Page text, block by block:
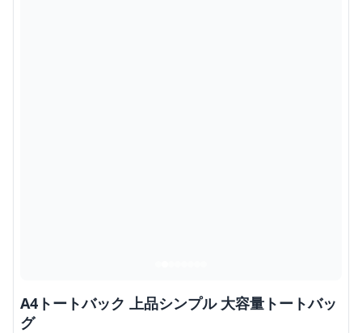
A4トートバック 上品シンプル 大容量トートバッ
グ